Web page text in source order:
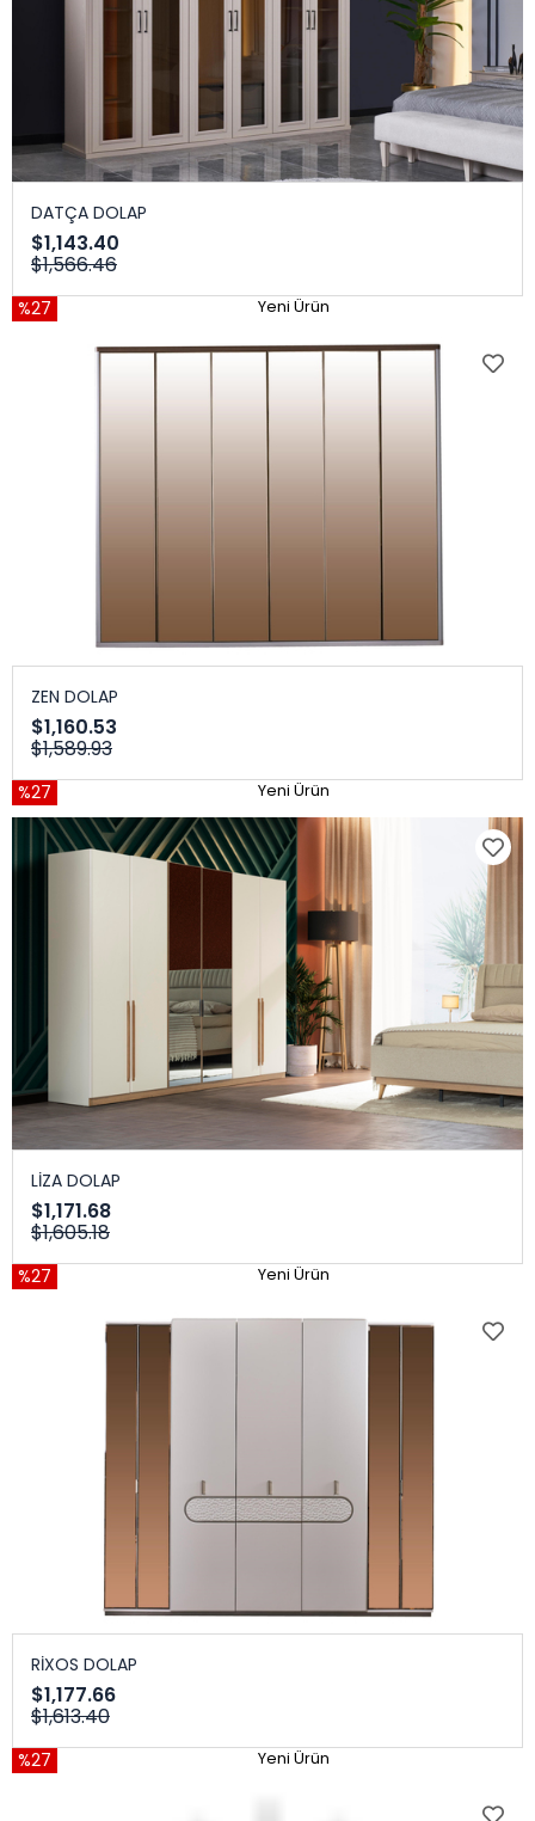
DATÇA DOLAP
$1,143.40
$1,566.46
%27 Yeni Ürün
ZEN DOLAP
$1,160.53
$1,589.93
%27 Yeni Ürün
LİZA DOLAP
$1,171.68
$1,605.18
%27 Yeni Ürün
RİXOS DOLAP
$1,177.66
$1,613.40
%27 Yeni Ürün